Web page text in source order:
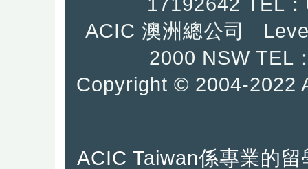
ACIC 澳洲總公司
2000 NSW TEL
Copyright © 2004-2022
ACIC Taiwan係專業的